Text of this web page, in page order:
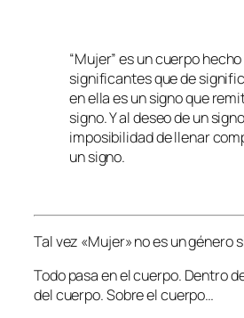
“Mujer” es un cuerpo
significantes que de
en ella es un signo que
signo. Y al deseo de un
imposibilidad de llenar
un signo.
Tal vez «Mujer» no es un género
Todo pasa en el cuerpo. Dentro
del cuerpo. Sobre el cuerpo…